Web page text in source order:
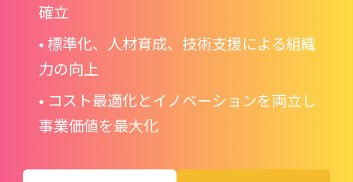
確立
• 標準化、人材育成、技術支援による組織
力の向上
• コスト最適化とイノベーションを両立し
事業価値を最大化